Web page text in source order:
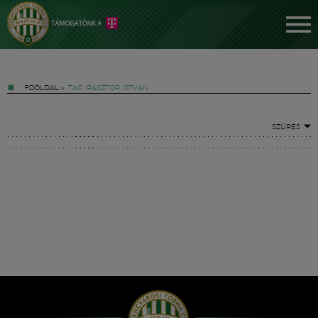
FŐOLDAL » TAG: PÁSZTOR ISTVÁN
SZŰRÉS
Hírek